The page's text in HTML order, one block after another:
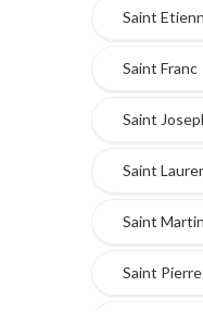
Saint
Saint Franc
Saint
Saint
Saint
Saint